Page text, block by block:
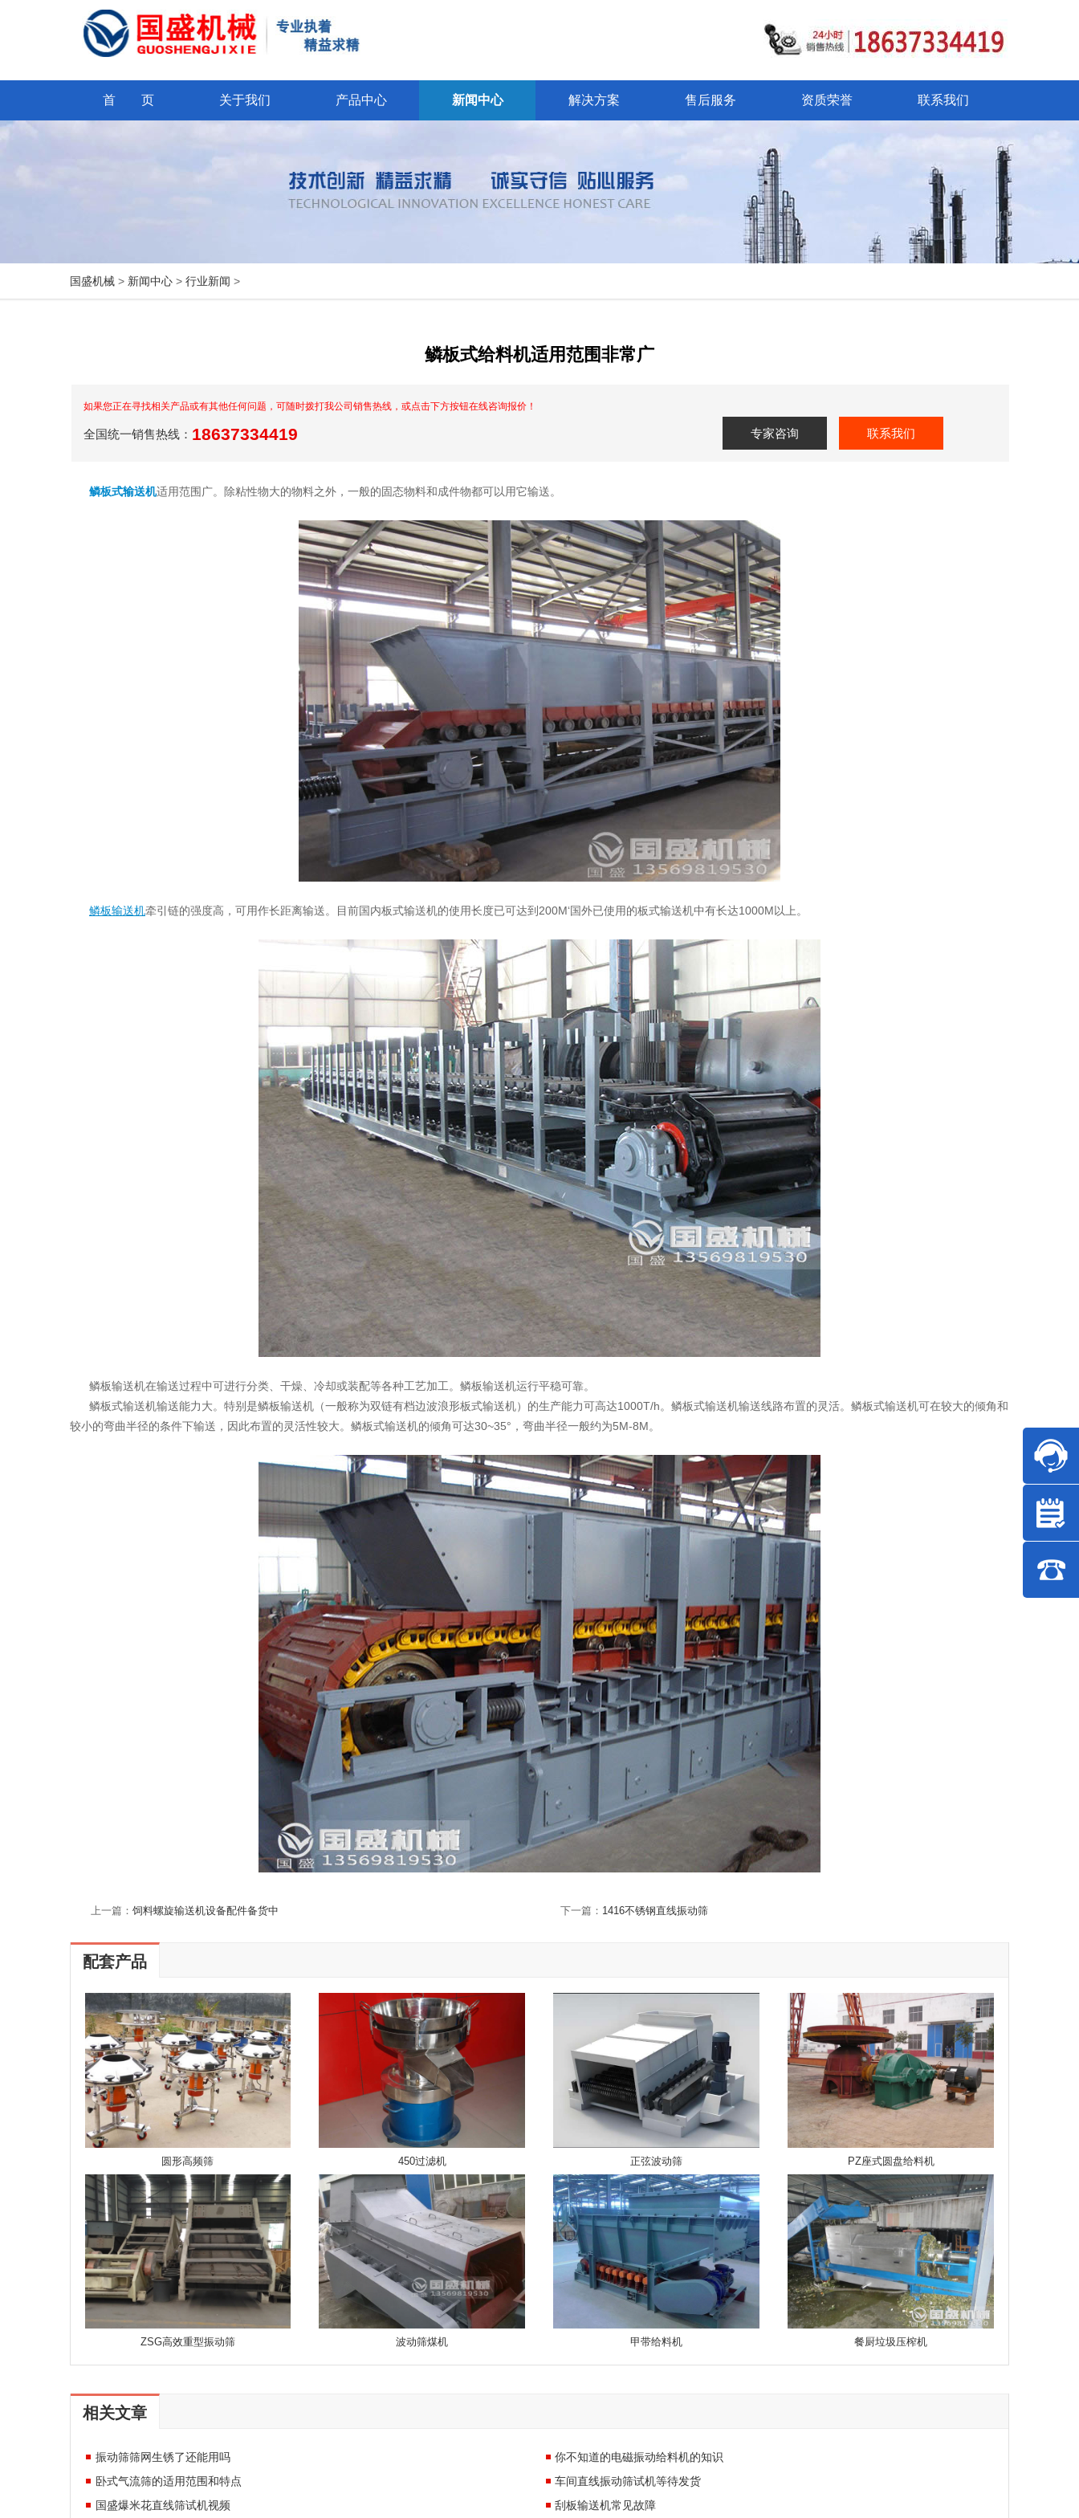
首 页 关于我们 产品中心 新闻中心 解决方案 售后服务 资质荣誉 联系我们
国盛机械 > 新闻中心 > 行业新闻 >
鳞板式给料机适用范围非常广
如果您正在寻找相关产品或有其他任何问题，可随时拨打我公司销售热线，或点击下方按钮在线咨询报价！
全国统一销售热线： 18637334419 专家咨询 联系我们
鳞板式输送机适用范围广。除粘性物大的物料之外，一般的固态物料和成件物都可以用它输送。
鳞板输送机牵引链的强度高，可用作长距离输送。目前国内板式输送机的使用长度已可达到200M‘国外已使用的板式输送机中有长达1000M以上。
鳞板输送机在输送过程中可进行分类、干燥、冷却或装配等各种工艺加工。鳞板输送机运行平稳可靠。
鳞板式输送机输送能力大。特别是鳞板输送机（一般称为双链有档边波浪形板式输送机）的生产能力可高达1000T/h。鳞板式输送机输送线路布置的灵活。鳞板式输送机可在较大的倾角和
较小的弯曲半径的条件下输送，因此布置的灵活性较大。鳞板式输送机的倾角可达30~35°，弯曲半径一般约为5M-8M。
上一篇： 饲料螺旋输送机设备配件备货中 下一篇： 1416不锈钢直线振动筛
配套产品
圆形高频筛 450过滤机 正弦波动筛 PZ座式圆盘给料机
ZSG高效重型振动筛 波动筛煤机 甲带给料机 餐厨垃圾压榨机
相关文章
振动筛筛网生锈了还能用吗
你不知道的电磁振动给料机的知识
卧式气流筛的适用范围和特点
车间直线振动筛试机等待发货
国盛爆米花直线筛试机视频
刮板输送机常见故障